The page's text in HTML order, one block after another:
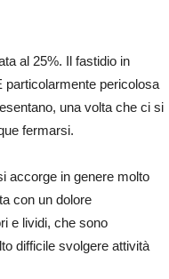
al 25%. Il fastidio in
particolarmente pericolosa
una volta che ci si
fermarsi.
accorge in genere molto
con un dolore
e lividi, che sono
difficile svolgere attività